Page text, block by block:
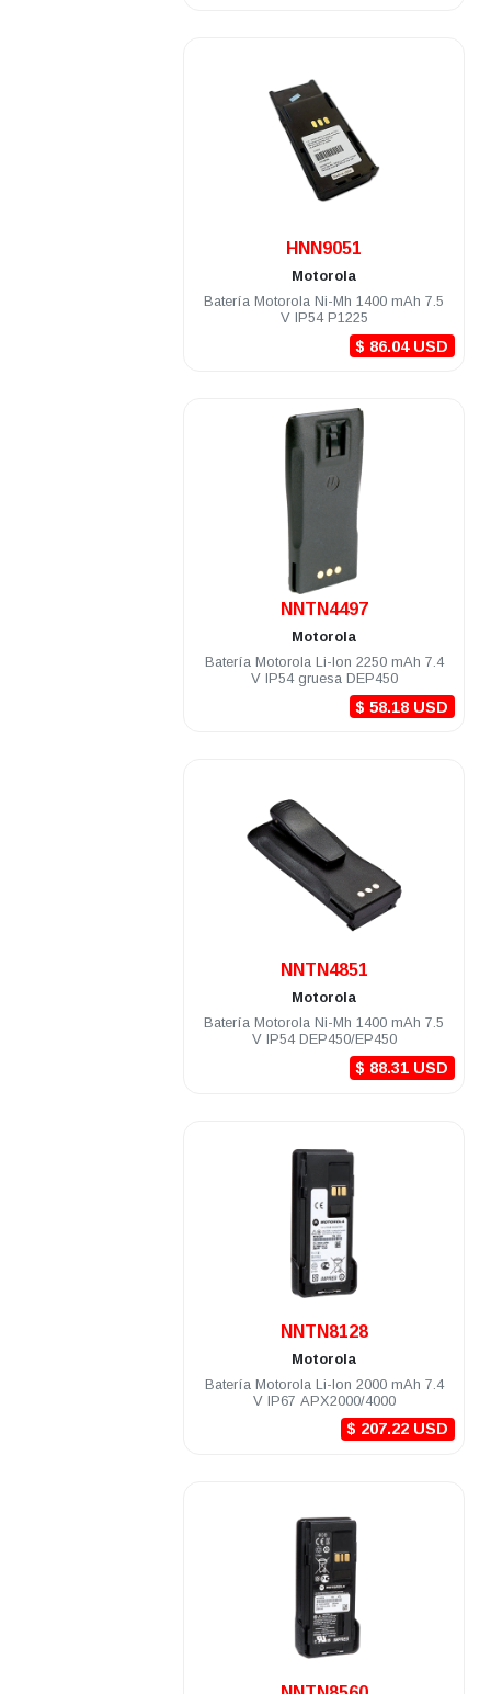
HNN9051
Motorola
Batería Motorola Ni-Mh 1400 mAh 7.5
V IP54 P1225
$ 86.04 USD
NNTN4497
Motorola
Batería Motorola Li-Ion 2250 mAh 7.4
V IP54 gruesa DEP450
$ 58.18 USD
NNTN4851
Motorola
Batería Motorola Ni-Mh 1400 mAh 7.5
V IP54 DEP450/EP450
$ 88.31 USD
NNTN8128
Motorola
Batería Motorola Li-Ion 2000 mAh 7.4
V IP67 APX2000/4000
$ 207.22 USD